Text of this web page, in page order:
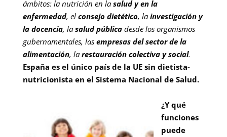
ámbitos: la nutrición en la salud y en la
enfermedad, el consejo dietético, la investigación y
la docencia, la salud públicadesde los organismos
gubernamentales, las empresas del sector de la
alimentación, la restauración colectiva y social.
España es el único país de la UE sin dietista-
nutricionista en el Sistema Nacional de Salud.
¿Y qué
funciones
puede